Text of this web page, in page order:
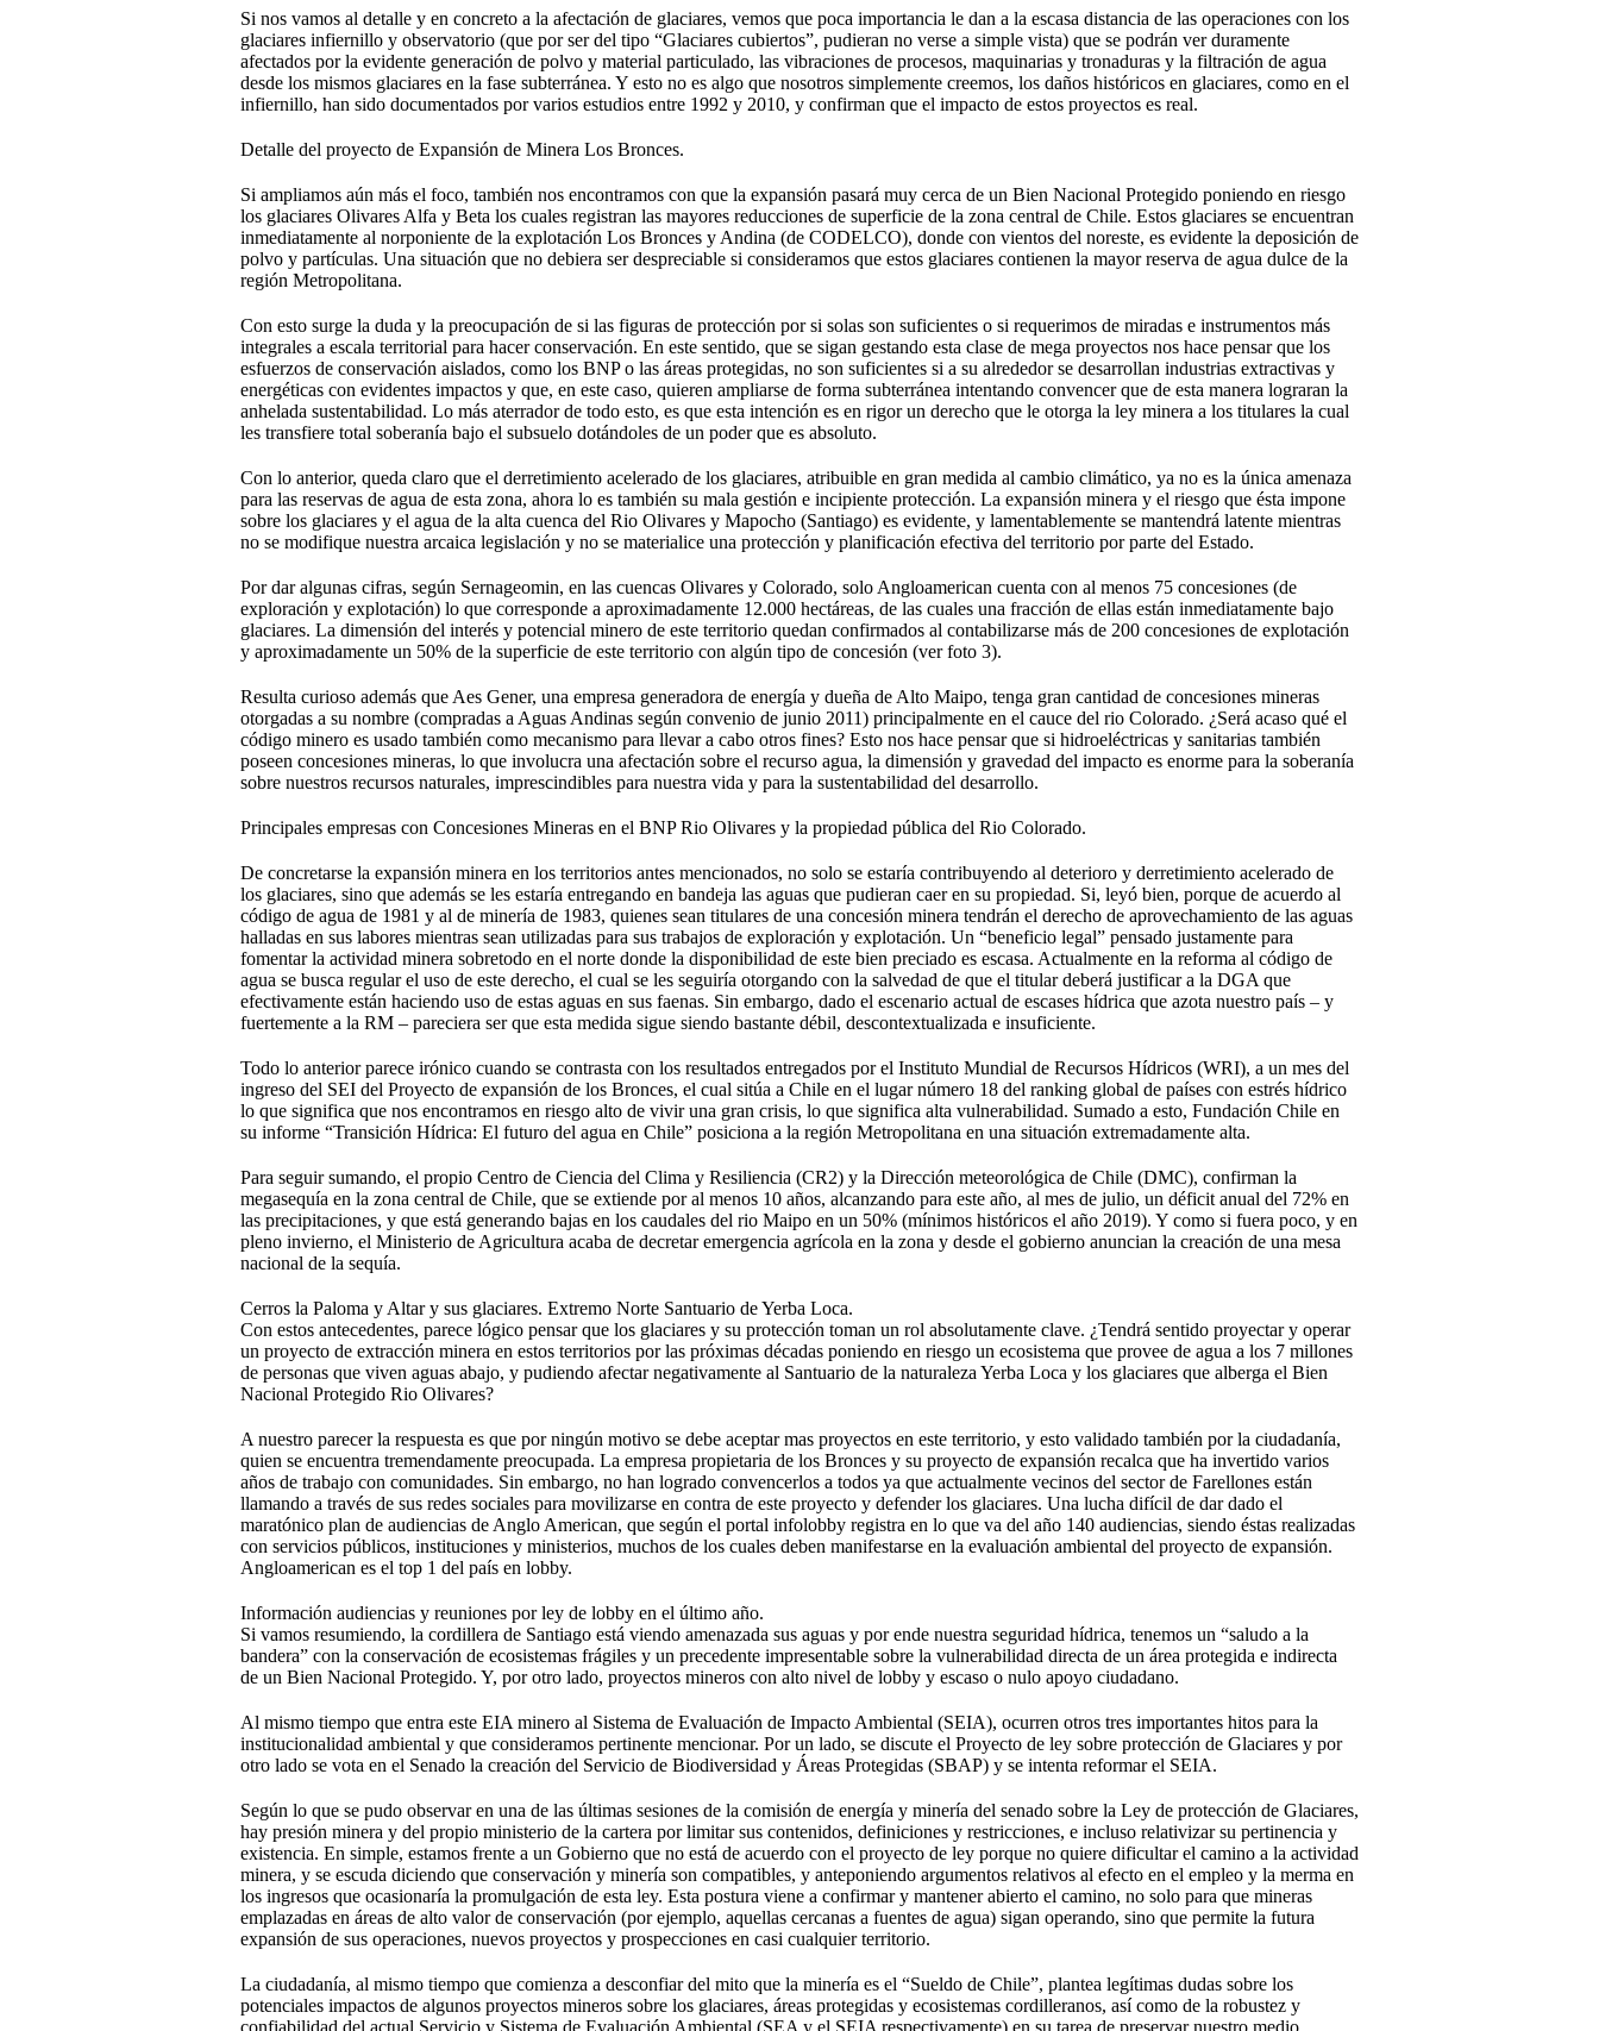
Si nos vamos al detalle y en concreto a la afectación de glaciares, vemos que poca importancia le dan a la escasa distancia de las operaciones con los
glaciares infiernillo y observatorio (que por ser del tipo “Glaciares cubiertos”, pudieran no verse a simple vista) que se podrán ver duramente
afectados por la evidente generación de polvo y material particulado, las vibraciones de procesos, maquinarias y tronaduras y la filtración de agua
desde los mismos glaciares en la fase subterránea. Y esto no es algo que nosotros simplemente creemos, los daños históricos en glaciares, como en el
infiernillo, han sido documentados por varios estudios entre 1992 y 2010, y confirman que el impacto de estos proyectos es real.
Detalle del proyecto de Expansión de Minera Los Bronces.
Si ampliamos aún más el foco, también nos encontramos con que la expansión pasará muy cerca de un Bien Nacional Protegido poniendo en riesgo
los glaciares Olivares Alfa y Beta los cuales registran las mayores reducciones de superficie de la zona central de Chile. Estos glaciares se encuentran
inmediatamente al norponiente de la explotación Los Bronces y Andina (de CODELCO), donde con vientos del noreste, es evidente la deposición de
polvo y partículas. Una situación que no debiera ser despreciable si consideramos que estos glaciares contienen la mayor reserva de agua dulce de la
región Metropolitana.
Con esto surge la duda y la preocupación de si las figuras de protección por si solas son suficientes o si requerimos de miradas e instrumentos más
integrales a escala territorial para hacer conservación. En este sentido, que se sigan gestando esta clase de mega proyectos nos hace pensar que los
esfuerzos de conservación aislados, como los BNP o las áreas protegidas, no son suficientes si a su alrededor se desarrollan industrias extractivas y
energéticas con evidentes impactos y que, en este caso, quieren ampliarse de forma subterránea intentando convencer que de esta manera lograran la
anhelada sustentabilidad. Lo más aterrador de todo esto, es que esta intención es en rigor un derecho que le otorga la ley minera a los titulares la cual
les transfiere total soberanía bajo el subsuelo dotándoles de un poder que es absoluto.
Con lo anterior, queda claro que el derretimiento acelerado de los glaciares, atribuible en gran medida al cambio climático, ya no es la única amenaza
para las reservas de agua de esta zona, ahora lo es también su mala gestión e incipiente protección. La expansión minera y el riesgo que ésta impone
sobre los glaciares y el agua de la alta cuenca del Rio Olivares y Mapocho (Santiago) es evidente, y lamentablemente se mantendrá latente mientras
no se modifique nuestra arcaica legislación y no se materialice una protección y planificación efectiva del territorio por parte del Estado.
Por dar algunas cifras, según Sernageomin, en las cuencas Olivares y Colorado, solo Angloamerican cuenta con al menos 75 concesiones (de
exploración y explotación) lo que corresponde a aproximadamente 12.000 hectáreas, de las cuales una fracción de ellas están inmediatamente bajo
glaciares. La dimensión del interés y potencial minero de este territorio quedan confirmados al contabilizarse más de 200 concesiones de explotación
y aproximadamente un 50% de la superficie de este territorio con algún tipo de concesión (ver foto 3).
Resulta curioso además que Aes Gener, una empresa generadora de energía y dueña de Alto Maipo, tenga gran cantidad de concesiones mineras
otorgadas a su nombre (compradas a Aguas Andinas según convenio de junio 2011) principalmente en el cauce del rio Colorado. ¿Será acaso qué el
código minero es usado también como mecanismo para llevar a cabo otros fines? Esto nos hace pensar que si hidroeléctricas y sanitarias también
poseen concesiones mineras, lo que involucra una afectación sobre el recurso agua, la dimensión y gravedad del impacto es enorme para la soberanía
sobre nuestros recursos naturales, imprescindibles para nuestra vida y para la sustentabilidad del desarrollo.
Principales empresas con Concesiones Mineras en el BNP Rio Olivares y la propiedad pública del Rio Colorado.
De concretarse la expansión minera en los territorios antes mencionados, no solo se estaría contribuyendo al deterioro y derretimiento acelerado de
los glaciares, sino que además se les estaría entregando en bandeja las aguas que pudieran caer en su propiedad. Si, leyó bien, porque de acuerdo al
código de agua de 1981 y al de minería de 1983, quienes sean titulares de una concesión minera tendrán el derecho de aprovechamiento de las aguas
halladas en sus labores mientras sean utilizadas para sus trabajos de exploración y explotación. Un “beneficio legal” pensado justamente para
fomentar la actividad minera sobretodo en el norte donde la disponibilidad de este bien preciado es escasa. Actualmente en la reforma al código de
agua se busca regular el uso de este derecho, el cual se les seguiría otorgando con la salvedad de que el titular deberá justificar a la DGA que
efectivamente están haciendo uso de estas aguas en sus faenas. Sin embargo, dado el escenario actual de escases hídrica que azota nuestro país – y
fuertemente a la RM – pareciera ser que esta medida sigue siendo bastante débil, descontextualizada e insuficiente.
Todo lo anterior parece irónico cuando se contrasta con los resultados entregados por el Instituto Mundial de Recursos Hídricos (WRI), a un mes del
ingreso del SEI del Proyecto de expansión de los Bronces, el cual sitúa a Chile en el lugar número 18 del ranking global de países con estrés hídrico
lo que significa que nos encontramos en riesgo alto de vivir una gran crisis, lo que significa alta vulnerabilidad. Sumado a esto, Fundación Chile en
su informe “Transición Hídrica: El futuro del agua en Chile” posiciona a la región Metropolitana en una situación extremadamente alta.
Para seguir sumando, el propio Centro de Ciencia del Clima y Resiliencia (CR2) y la Dirección meteorológica de Chile (DMC), confirman la
megasequía en la zona central de Chile, que se extiende por al menos 10 años, alcanzando para este año, al mes de julio, un déficit anual del 72% en
las precipitaciones, y que está generando bajas en los caudales del rio Maipo en un 50% (mínimos históricos el año 2019). Y como si fuera poco, y en
pleno invierno, el Ministerio de Agricultura acaba de decretar emergencia agrícola en la zona y desde el gobierno anuncian la creación de una mesa
nacional de la sequía.
Cerros la Paloma y Altar y sus glaciares. Extremo Norte Santuario de Yerba Loca.
Con estos antecedentes, parece lógico pensar que los glaciares y su protección toman un rol absolutamente clave. ¿Tendrá sentido proyectar y operar
un proyecto de extracción minera en estos territorios por las próximas décadas poniendo en riesgo un ecosistema que provee de agua a los 7 millones
de personas que viven aguas abajo, y pudiendo afectar negativamente al Santuario de la naturaleza Yerba Loca y los glaciares que alberga el Bien
Nacional Protegido Rio Olivares?
A nuestro parecer la respuesta es que por ningún motivo se debe aceptar mas proyectos en este territorio, y esto validado también por la ciudadanía,
quien se encuentra tremendamente preocupada. La empresa propietaria de los Bronces y su proyecto de expansión recalca que ha invertido varios
años de trabajo con comunidades. Sin embargo, no han logrado convencerlos a todos ya que actualmente vecinos del sector de Farellones están
llamando a través de sus redes sociales para movilizarse en contra de este proyecto y defender los glaciares. Una lucha difícil de dar dado el
maratónico plan de audiencias de Anglo American, que según el portal infolobby registra en lo que va del año 140 audiencias, siendo éstas realizadas
con servicios públicos, instituciones y ministerios, muchos de los cuales deben manifestarse en la evaluación ambiental del proyecto de expansión.
Angloamerican es el top 1 del país en lobby.
Información audiencias y reuniones por ley de lobby en el último año.
Si vamos resumiendo, la cordillera de Santiago está viendo amenazada sus aguas y por ende nuestra seguridad hídrica, tenemos un “saludo a la
bandera” con la conservación de ecosistemas frágiles y un precedente impresentable sobre la vulnerabilidad directa de un área protegida e indirecta
de un Bien Nacional Protegido. Y, por otro lado, proyectos mineros con alto nivel de lobby y escaso o nulo apoyo ciudadano.
Al mismo tiempo que entra este EIA minero al Sistema de Evaluación de Impacto Ambiental (SEIA), ocurren otros tres importantes hitos para la
institucionalidad ambiental y que consideramos pertinente mencionar. Por un lado, se discute el Proyecto de ley sobre protección de Glaciares y por
otro lado se vota en el Senado la creación del Servicio de Biodiversidad y Áreas Protegidas (SBAP) y se intenta reformar el SEIA.
Según lo que se pudo observar en una de las últimas sesiones de la comisión de energía y minería del senado sobre la Ley de protección de Glaciares,
hay presión minera y del propio ministerio de la cartera por limitar sus contenidos, definiciones y restricciones, e incluso relativizar su pertinencia y
existencia. En simple, estamos frente a un Gobierno que no está de acuerdo con el proyecto de ley porque no quiere dificultar el camino a la actividad
minera, y se escuda diciendo que conservación y minería son compatibles, y anteponiendo argumentos relativos al efecto en el empleo y la merma en
los ingresos que ocasionaría la promulgación de esta ley. Esta postura viene a confirmar y mantener abierto el camino, no solo para que mineras
emplazadas en áreas de alto valor de conservación (por ejemplo, aquellas cercanas a fuentes de agua) sigan operando, sino que permite la futura
expansión de sus operaciones, nuevos proyectos y prospecciones en casi cualquier territorio.
La ciudadanía, al mismo tiempo que comienza a desconfiar del mito que la minería es el “Sueldo de Chile”, plantea legítimas dudas sobre los
potenciales impactos de algunos proyectos mineros sobre los glaciares, áreas protegidas y ecosistemas cordilleranos, así como de la robustez y
confiabilidad del actual Servicio y Sistema de Evaluación Ambiental (SEA y el SEIA respectivamente) en su tarea de preservar nuestro medio